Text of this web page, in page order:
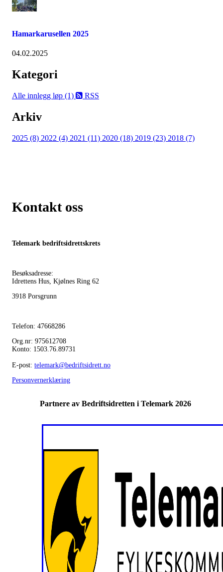
Hamarkarusellen 2025
04.02.2025
Kategori
Alle innlegg løp (1) RSS
Arkiv
2025 (8) 2022 (4) 2021 (11) 2020 (18) 2019 (23) 2018 (7)
Kontakt oss
Telemark bedriftsidrettskrets
Besøksadresse:
Idrettens Hus, Kjølnes Ring 62
3918 Porsgrunn
Telefon: 47668286
Org.nr: 975612708
Konto: 1503.76.89731
E-post: telemark@bedriftsidrett.no
Personvernerklæring
Partnere av Bedriftsidretten i Telemark 2026